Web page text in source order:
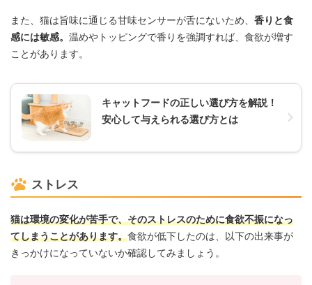
また、猫は旨味に通じる甘味センサーが舌にないため、 香りと食
感には敏感。 温めやトッピングで香りを強調すれば、食欲が増す
ことがあります。
キャットフードの正しい選び方を解説！
安心して与えられる選び方とは
ストレス
猫は環境の変化が苦手で、そのストレスのために食欲不振になっ
てしまうことがあります。食欲が低下したのは、以下の出来事が
きっかけになっていないか確認してみましょう。